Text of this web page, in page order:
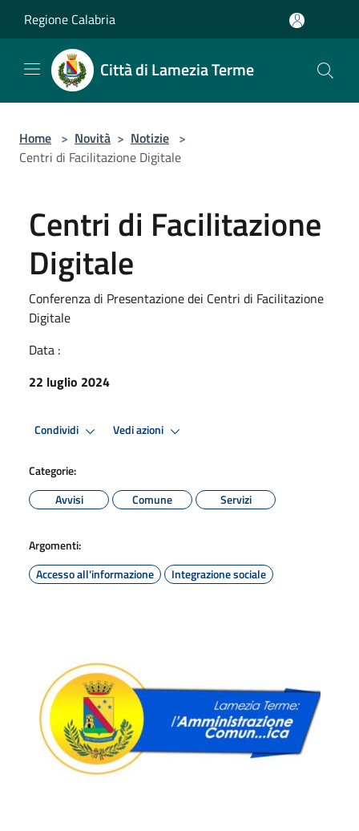
Regione Calabria
Città di Lamezia Terme
Home > Novità > Notizie >
Centri di Facilitazione Digitale
Centri di Facilitazione
Digitale
Conferenza di Presentazione dei Centri di Facilitazione
Digitale
Data :
22 luglio 2024
Condividi Vedi azioni
Categorie:
Avvisi
Comune Servizi
Argomenti:
Accesso all'informazione
Integrazione sociale